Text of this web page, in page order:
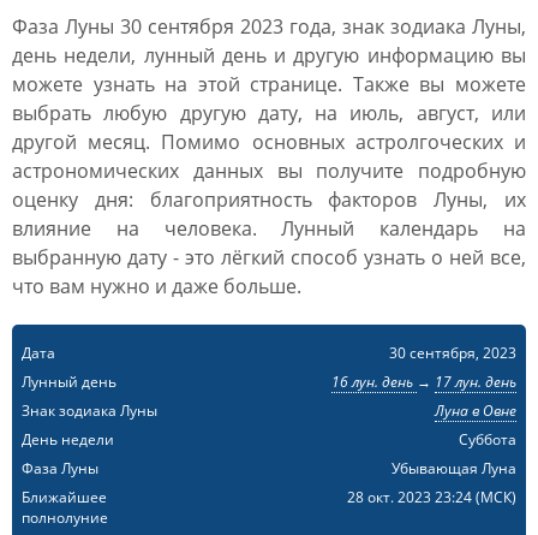
Фаза Луны 30 сентября 2023 года, знак зодиака Луны,
день недели, лунный день и другую информацию вы
можете узнать на этой странице. Также вы можете
выбрать любую другую дату, на июль, август, или
другой месяц. Помимо основных астролгоческих и
астрономических данных вы получите подробную
оценку дня: благоприятность факторов Луны, их
влияние на человека. Лунный календарь на
выбранную дату - это лёгкий способ узнать о ней все,
что вам нужно и даже больше.
Дата
30 сентября, 2023
Лунный день
16 лун. день → 17 лун. день
Знак зодиака Луны
Луна в Овне
День недели
Суббота
Фаза Луны
Убывающая Луна
Ближайшее
полнолуние
28 окт. 2023 23:24(МСК)